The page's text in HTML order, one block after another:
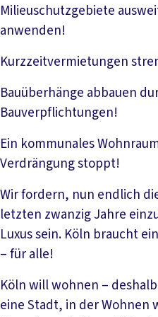
Milieuschutzgebiete
anwenden!
Kurzzeitvermietungen
Bauüberhänge abbauen
Bauverpflichtungen!
Ein kommunales
Verdrängung stoppt!
Wir fordern, nun endlich
letzten zwanzig Jahre
Luxus sein. Köln braucht
– für alle!
Köln will wohnen –
eine Stadt, in der Wohnen